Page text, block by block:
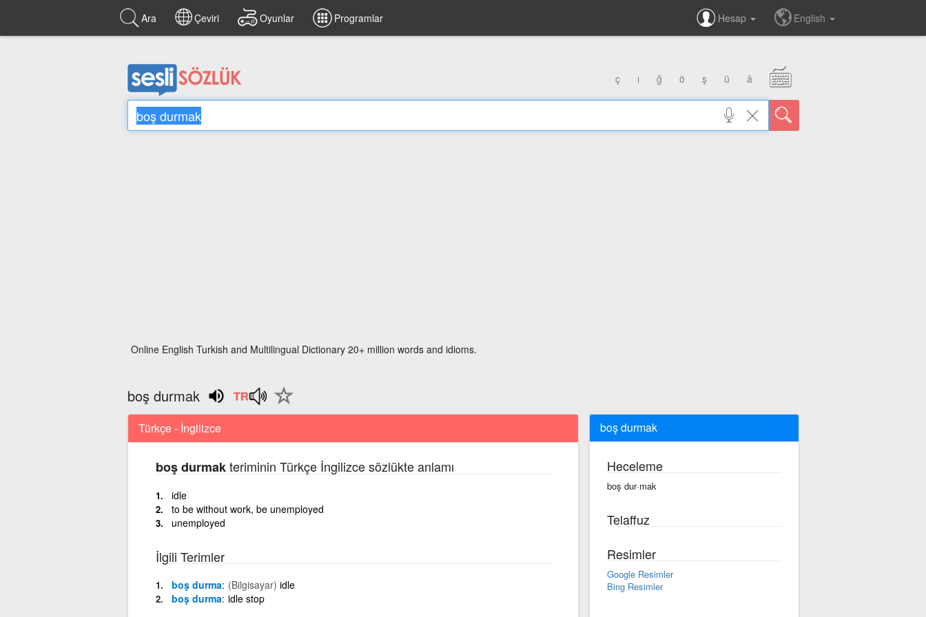
Ara Çeviri Oyunlar Programlar Hesap English
ç ı ğ ö ş ü â
Online English Turkish and Multilingual Dictionary 20+ million words and idioms.
boş durmak
Türkçe - İngilizce
boş durmakteriminin Türkçe İngilizce sözlükte anlamı
idle
to be without work, be unemployed
unemployed
İlgili Terimler
boş durma (Bilgisayar) idle
boş durma idle stop
boş durmak
Heceleme
boş dur·mak
Telaffuz
Resimler
Google Resimler
Bing Resimler